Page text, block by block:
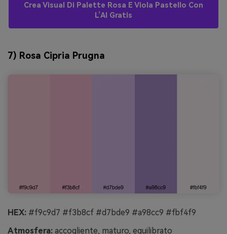
Crea Visual Di Palette Rosa E Viola Pastello Con
L’AI Gratis
7) Rosa Cipria Prugna
HEX: #f9c9d7 #f3b8cf #d7bde9 #a98cc9 #fbf4f9
Atmosfera: accogliente, maturo, equilibrato